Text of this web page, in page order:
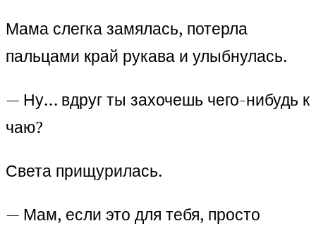
Мама слегка замялась, потерла
пальцами край рукава и улыбнулась.
— Ну… вдруг ты захочешь чего-нибудь к
чаю?
Света прищурилась.
— Мам, если это для тебя, просто